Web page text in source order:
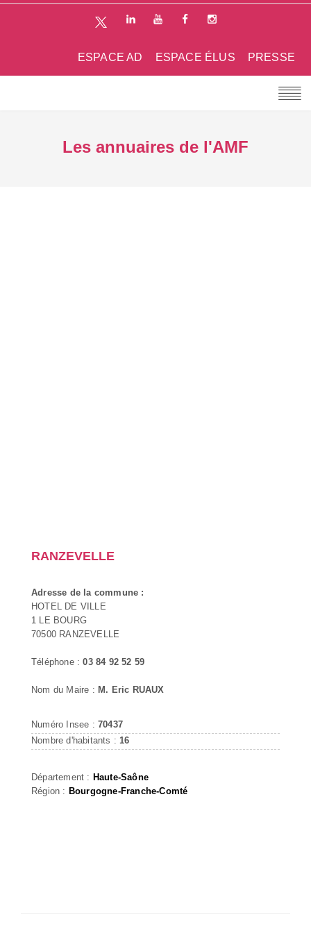
PRESSE
ESPACE ÉLUS
ESPACE AD
Les annuaires de l'AMF
RANZEVELLE
Adresse de la commune :
HOTEL DE VILLE
1 LE BOURG
70500 RANZEVELLE
Téléphone :03 84 92 52 59
Nom du Maire : M. Eric RUAUX
Numéro Insee : 70437
Nombre d'habitants : 16
Département : Haute-Saône
Région : Bourgogne-Franche-Comté